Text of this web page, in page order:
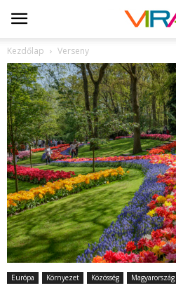
Kezdőlap Verseny
Európa Környezet Közösség Magyarország